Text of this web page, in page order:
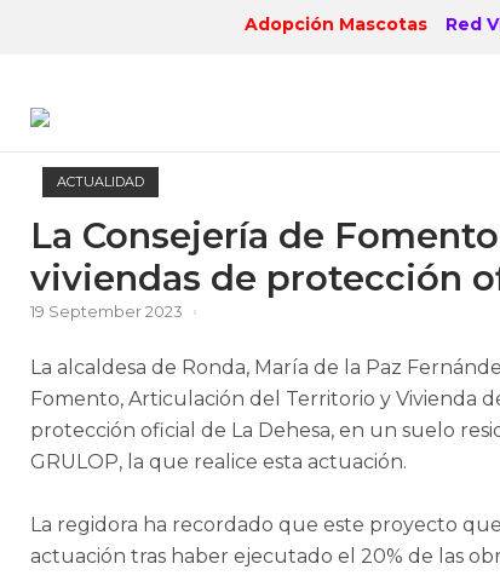
Adopción Mascotas Red
ACTUALIDAD
La Consejería de
viviendas de protección
19 September 2023
La alcaldesa de Ronda, María de la Paz
Fomento, Articulación del Territorio y Vivienda
protección oficial de La Dehesa, en un suelo
GRULOP, la que realice esta actuación.
La regidora ha recordado que este proyecto
actuación tras haber ejecutado el 20% de las